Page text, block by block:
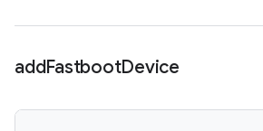
addFastbootDevice